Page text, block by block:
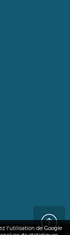
l'utilisation de Google